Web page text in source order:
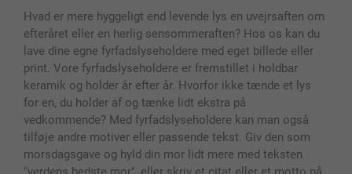
Fotokalender & Kalenderbog
Fotorammer & Tilbehør
Alle fotoprodukter
Investor Relations
Status for ordrer
Hvad er mere hyggeligt end levende lys en uvejrsaften om
efteråret eller en herlig sensommeraften? Hos os kan du
lave dine egne fyrfadslyseholdere med eget billede eller
print. Vore fyrfadslyseholdere er fremstillet i holdbar
keramik og holder år efter år. Hvorfor ikke tænde et lys
for en, du holder af og tænke lidt ekstra på
vedkommende? Med fyrfadslyseholdere kan man også
tilføje andre motiver eller passende tekst. Giv den som
morsdagsgave og hyld din mor lidt mere med teksten